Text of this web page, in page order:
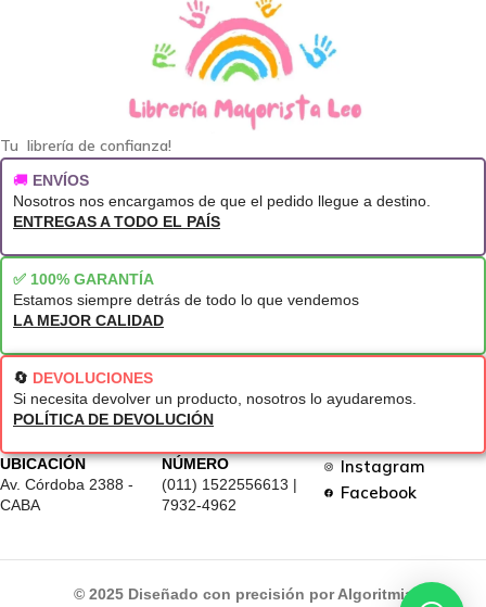
Tu librería de confianza!
🚚 ENVÍOS
Nosotros nos encargamos de que el pedido llegue a destino.
ENTREGAS A TODO EL PAÍS
✅ 100% GARANTÍA
Estamos siempre detrás de todo lo que vendemos
LA MEJOR CALIDAD
🔄 DEVOLUCIONES
Si necesita devolver un producto, nosotros lo ayudaremos.
POLÍTICA DE DEVOLUCIÓN
UBICACIÓN
Av. Córdoba 2388 -
CABA
NÚMERO
(011) 1522556613 |
7932-4962
Instagram
Facebook
© 2025 Diseñado con precisión por Algoritmia